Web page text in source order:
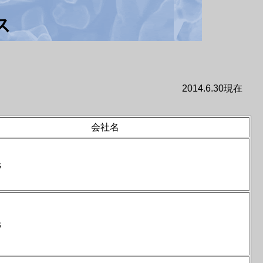
2014.6.30現在
会社名